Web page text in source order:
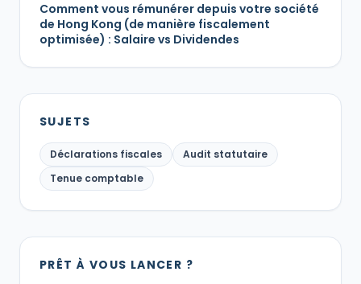
Comment vous rémunérer depuis votre société
de Hong Kong (de manière fiscalement
optimisée) : Salaire vs Dividendes
SUJETS
Déclarations fiscales
Audit statutaire
Tenue comptable
PRÊT À VOUS LANCER ?